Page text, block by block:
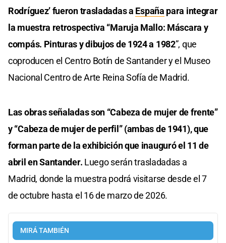
Rodríguez’ fueron trasladadas a España para integrar
la muestra retrospectiva “Maruja Mallo: Máscara y
compás. Pinturas y dibujos de 1924 a 1982”, que
coproducen el Centro Botín de Santander y el Museo
Nacional Centro de Arte Reina Sofía de Madrid.
Las obras señaladas son “Cabeza de mujer de frente”
y “Cabeza de mujer de perfil” (ambas de 1941), que
forman parte de la exhibición que inauguró el 11 de
abril en Santander. Luego serán trasladadas a
Madrid, donde la muestra podrá visitarse desde el 7
de octubre hasta el 16 de marzo de 2026.
MIRÁ TAMBIÉN